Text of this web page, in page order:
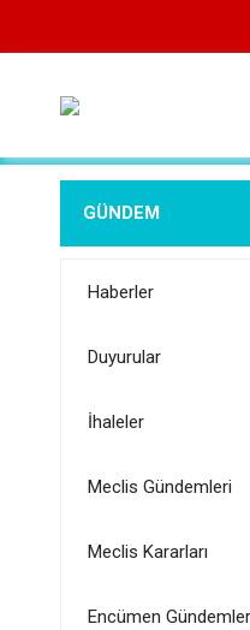
GÜNDEM
Haberler
Duyurular
İhaleler
Meclis Gündemleri
Meclis Kararları
Encümen